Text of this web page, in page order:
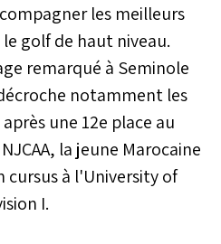
les meilleurs
golf de haut niveau.
remarqué à Seminole
notamment les
une 12e place au
la jeune Marocaine
cursus à l'University of
I.